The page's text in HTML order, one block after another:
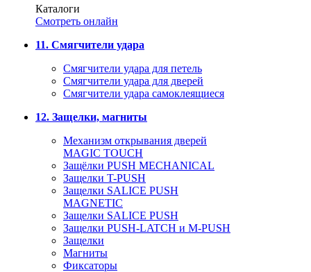
Каталоги
Смотреть онлайн
11. Смягчители удара
Смягчители удара для петель
Смягчители удара для дверей
Cмягчители удара самоклеящиеся
12. Защелки, магниты
Механизм открывания дверей
MAGIC TOUCH
Защёлки PUSH MECHANICAL
Защелки T-PUSH
Защелки SALICE PUSH
MAGNETIC
Защелки SALICE PUSH
Защелки PUSH-LATCH и M-PUSH
Защелки
Магниты
Фиксаторы